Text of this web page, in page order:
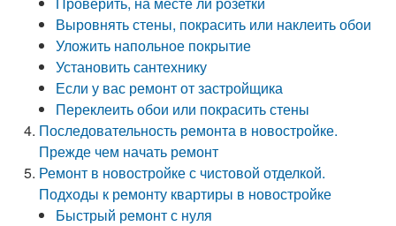
Выровнять стены, покрасить или наклеить обои
Уложить напольное покрытие
Установить сантехнику
Если у вас ремонт от застройщика
Переклеить обои или покрасить стены
Последовательность ремонта в новостройке.
Прежде чем начать ремонт
Ремонт в новостройке с чистовой отделкой.
Подходы к ремонту квартиры в новостройке
Быстрый ремонт с нуля